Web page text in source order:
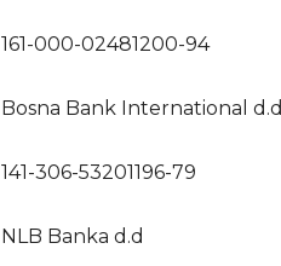
161-000-02481200-94
Bosna Bank International d.d
141-306-53201196-79
NLB Banka d.d